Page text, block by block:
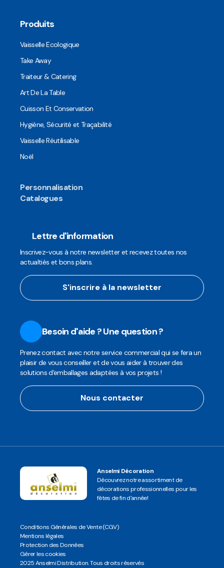
Produits
Vaisselle Ecologique
Take Away
Traiteur & Catering
Art De La Table
Cuisson Et Conservation
Hygiène, Sécurité et Traçabilité
Vaisselle Réutilisable
Noël
Personnalisation
Catalogues
Lettre d'information
Inscrivez-vous à notre newsletter et recevez toutes nos
actualtiés et bons plans.
S'inscrire à la newsletter
Besoin d'aide ? Une question ?
Prenez contact avec notre service commercial qui se fera un
plaisir de vous conseiller et de vous aider à trouver des
solutions d'emballages adaptées à vos projets !
Nous contacter
Anselmi Décoration
Découvrez notre assortiment de
décorations professionnelles pour les
fêtes de fin d'année!
Conditions Générales de Vente (CGV)
Mentions légales
Protection des Données
Gérer les cookies
2025 Anselmi Distribution. Tous droits réservés